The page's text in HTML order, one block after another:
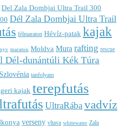
Del Zala Dombjai Ultra Trail 300
Dél Zala Dombjai Ultra Trail
félmaraton Hévíz-patak kajak
maraton Moldva Mura rafting rescue
Dél-dunántúli Kék Túra
Szlovénia tanfolyam
kajak terepfutás
UltraRába vadvíz
verseny vltava whitewater Zala